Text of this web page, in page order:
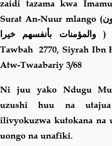
zaidi tazama kwa
Surat An-Nuur mlango (
والمؤمنات بأنفسهم خيرا)
Tawbah 2770, Siyrah Ibn
Atw-Twaabariy 3/68
Ni juu yako Ndugu
uzushi huu na
ilivyokuzwa kutokana na
uongo na unafiki.